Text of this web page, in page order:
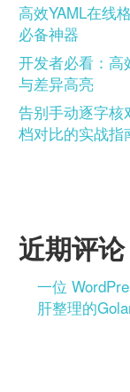
高效YAML在线
必备神器
开发者必看：高
与差异高亮
告别手动逐字核
档对比的实战指
近期评论
一位
肝整理的